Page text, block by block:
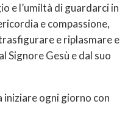
e l’umiltà di guardarci in
e compassione,
e riplasmare e
Signore Gesù e dal suo
iniziare ogni giorno con